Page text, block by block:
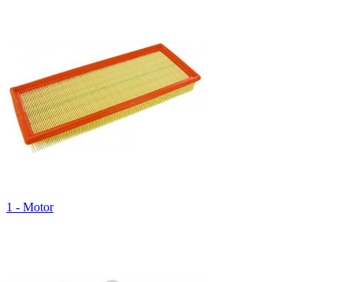
1 - Motor